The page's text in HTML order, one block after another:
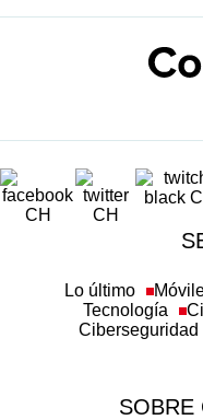
Lo último
Tecnología
Ciberseguridad
SOBRE